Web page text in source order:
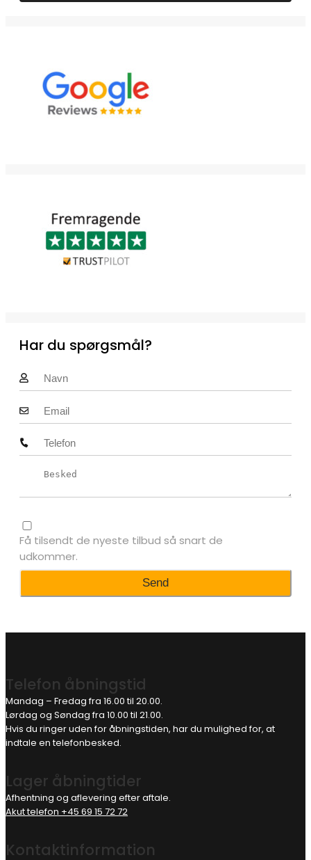
Har du spørgsmål?
Få tilsendt de nyeste tilbud så snart de
udkommer.
Telefon åbningstid
Mandag – Fredag fra 16.00 til 20.00.
Lørdag og Søndag fra 10.00 til 21.00.
Hvis du ringer uden for åbningstiden, har du mulighed for, at
indtale en telefonbesked.
Lager åbningtider
Afhentning og aflevering efter aftale.
Akut telefon +45 69 15 72 72
Kontaktinformation